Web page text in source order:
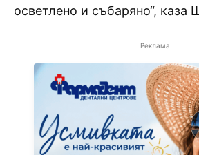
осветлено и събаряно“, каза
Реклама